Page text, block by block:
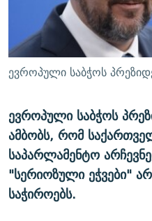
ᲛᲝᲚᲐᲞᲐᲠᲐᲙᲔ ᲢᲔᲥᲡᲢᲔᲑᲘ
ᲨᲘᲜ - ᲣᲪᲮᲝᲔᲗᲨᲘ
ᲚᲘᲢᲔᲠᲐᲢᲣᲠᲣᲚᲘ ᲬᲐᲮᲜᲐᲒᲔᲑᲘ
ᲘᲛᲞᲔᲠᲘᲐ ᲓᲐ ᲠᲐᲓᲘᲝ
ᲩᲔᲛᲘ ᲡᲘᲙᲕᲓᲘᲚᲘᲡ ᲛᲘᲖᲔᲖᲘᲐ
11 ᲬᲔᲚᲘ - 11 ᲐᲛᲑᲐᲕᲘ
ᲡᲐᲞᲐᲠᲚᲐᲛᲔᲜᲢᲝ
5 ᲐᲛᲑᲐᲕᲘ - 20 ᲘᲕᲜᲘᲡᲡ
ᲐᲒᲕᲘᲡᲢᲝᲡ ᲝᲛᲘ
ПРИВЕТ ᲙᲣᲚᲢᲣᲠᲐ
ᲒᲐᲛᲝᲘᲬᲔᲠᲔ
რთე/რთ-ის ყველა
ევროპული საბჭოს
ევროპული საბჭოს
ამბობს, რომ
საპარლამენტო
"სერიოზული ეჭვები"
საჭიროებს.